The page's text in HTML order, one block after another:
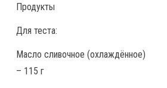
Продукты
Для теста:
Масло сливочное (охлаждённое)
– 115 г